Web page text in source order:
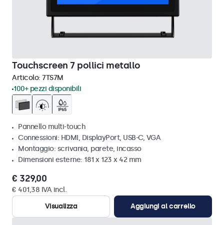
Touchscreen 7 pollici metallo
Articolo: 7TS7M
100+ pezzi disponibili
Pannello multi-touch
Connessioni: HDMI, DisplayPort, USB-C, VGA
Montaggio: scrivania, parete, incasso
Dimensioni esterne: 181 x 123 x 42 mm
€ 329,00
€ 401,38 IVA incl.
Visualizza
Aggiungi al carrello